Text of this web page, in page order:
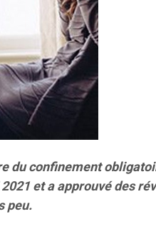
du confinement
et a approuvé des
peu.